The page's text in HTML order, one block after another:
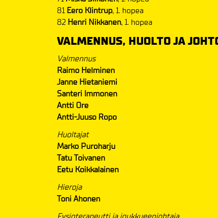
81Eero Klintrup, 1. hopea
82 Henri Nikkanen, 1. hopea
VALMENNUS, HUOLTO JA
Valmennus
Raimo Helminen
Janne Hietaniemi
Santeri Immonen
Antti Ore
Antti-Juuso Ropo
Huoltajat
Marko Puroharju
Tatu Toivanen
Eetu Koikkalainen
Hieroja
Toni Ahonen